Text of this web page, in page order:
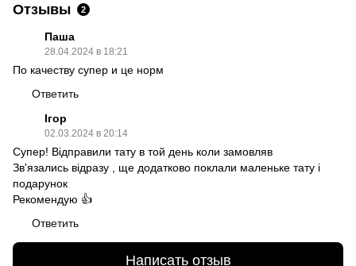
Отзывы 2
Паша
28.04.2024 в 18:21
По качеству супер и це норм
Ответить
Ігор
02.03.2024 в 20:14
Супер! Відправили тату в той день коли замовляв
Зв'язались відразу , ще додатково поклали маленьке тату і
подарунок
Рекомендую 👍
Ответить
Написать отзыв